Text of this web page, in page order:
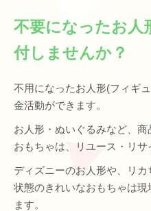
不要になったお人
付しませんか？
不用になったお人形(フィギ
金活動ができます。
お人形・ぬいぐるみなど、
おもちゃは、リユース・リサ
ディズニーのお人形や、リ
状態のきれいなおもちゃは
ます。